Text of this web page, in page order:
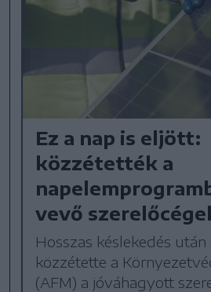
Ez a nap is eljött:
közzétették a
vevő
Hosszas késlekedés után
közzétette a
(AFM) a jóváhagyott